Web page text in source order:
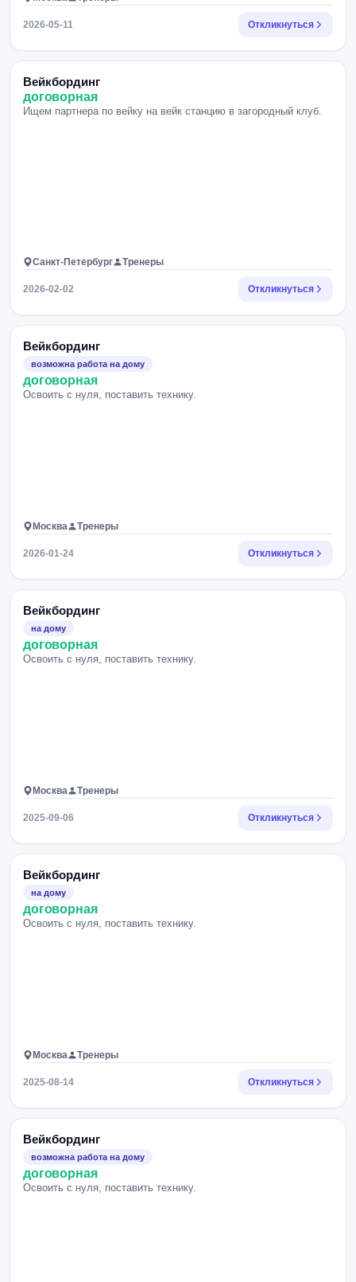
2026-05-11 Откликнуться
Вейкбординг
договорная
Ищем партнера по вейку на вейк станцию в загородный клуб.
Санкт-Петербург Тренеры
2026-02-02 Откликнуться
Вейкбординг
возможна работа на дому
договорная
Освоить с нуля, поставить технику.
Москва Тренеры
2026-01-24 Откликнуться
Вейкбординг
на дому
договорная
Освоить с нуля, поставить технику.
Москва Тренеры
2025-09-06 Откликнуться
Вейкбординг
на дому
договорная
Освоить с нуля, поставить технику.
Москва Тренеры
2025-08-14 Откликнуться
Вейкбординг
возможна работа на дому
договорная
Освоить с нуля, поставить технику.